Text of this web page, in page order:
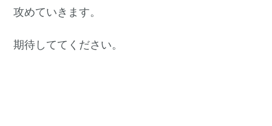
攻めていきます。
期待しててください。